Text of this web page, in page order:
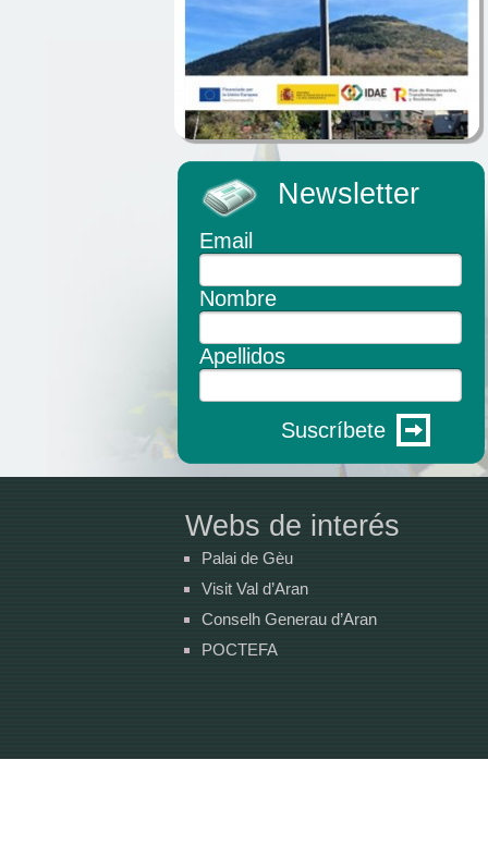
Newsletter
Email
Nombre
Apellidos
Suscríbete
Webs de interés
Palai de Gèu
Visit Val d’Aran
Conselh Generau d’Aran
POCTEFA